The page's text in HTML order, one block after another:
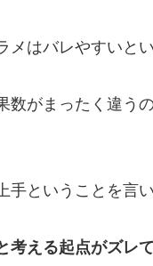
はバレやすいと
数がまったく違う
ということを言
考える起点がズレ